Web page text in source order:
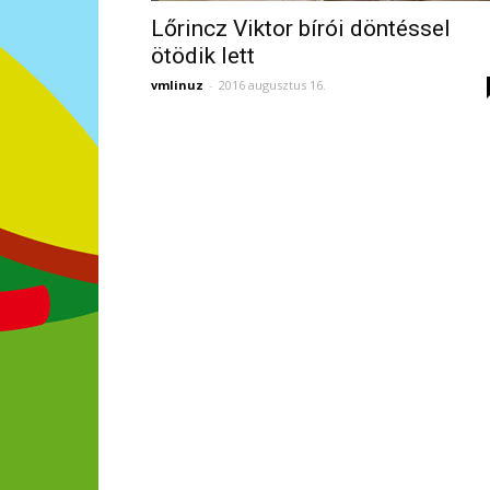
Lőrincz Viktor bírói döntéssel
ötödik lett
vmlinuz - 2016 augusztus 16.